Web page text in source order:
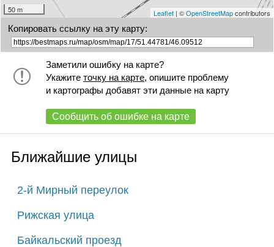
50 m Leaflet| ©OpenStreetMapcontributors
Копировать ссылку на эту карту:
Заметили ошибку на карте?
Укажите точку на карте, опишите проблему
и картографы добавят эти данные на карту
Сообщить об ошибке на карте
Ближайшие улицы
2-й Мирный переулок
Рижская улица
Байкальский проезд